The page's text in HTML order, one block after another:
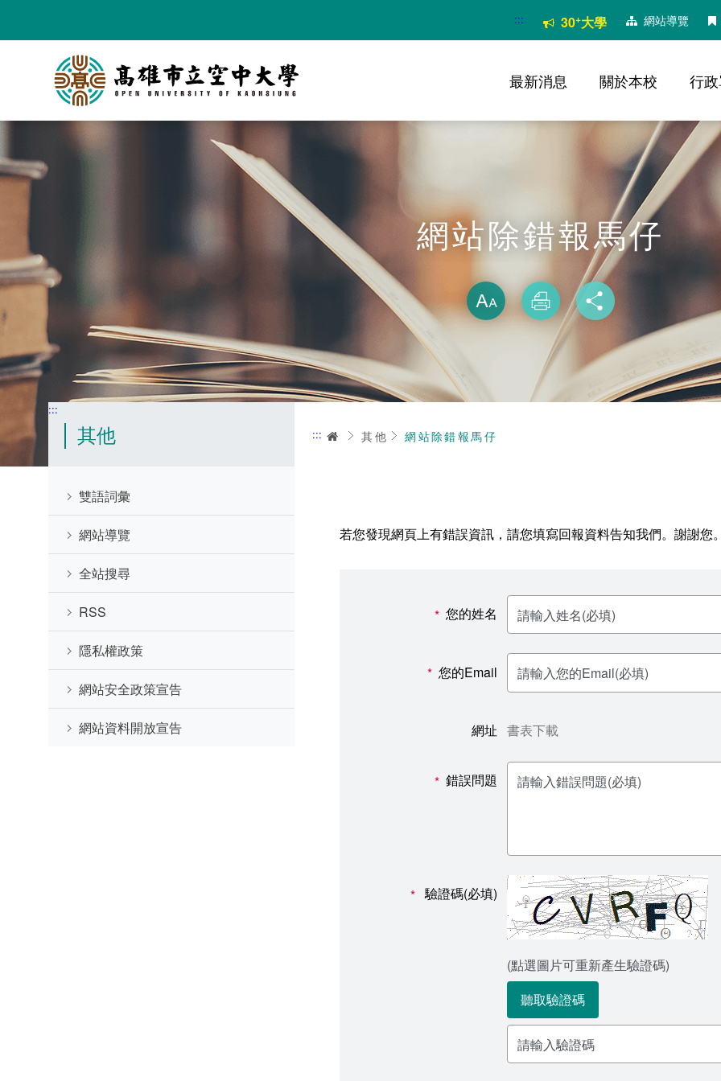
要
::: 30+大學 網站導覽
最新消息 關於本校 行
網站除錯報馬仔
放大
列印
:::
其他
雙語詞彙
網站導覽
全站搜尋
RSS
隱私權政策
網站安全政策宣告
網站資料開放宣告
::: 首頁其他 網站除錯報馬仔
若您發現網頁上有錯誤資訊，請您填寫回報資料告知我們。謝謝您
* 您的姓名
* 您的Email
網址 書表下載
* 錯誤問題
* 驗證碼(必填)
(點選圖片可重新產生驗證碼)
聽取驗證碼